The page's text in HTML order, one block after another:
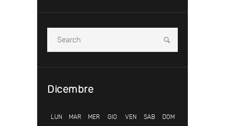
Dicembre
LUN MAR MER GIO VEN SAB DOM